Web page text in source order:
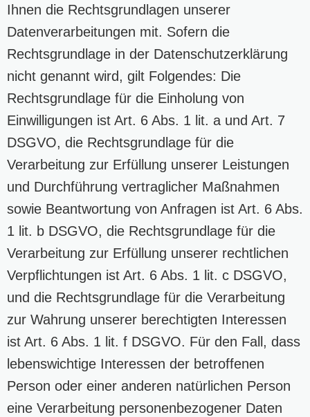
Ihnen die Rechtsgrundlagen unserer
Datenverarbeitungen mit. Sofern die
Rechtsgrundlage in der Datenschutzerklärung
nicht genannt wird, gilt Folgendes: Die
Rechtsgrundlage für die Einholung von
Einwilligungen ist Art. 6 Abs. 1 lit. a und Art. 7
DSGVO, die Rechtsgrundlage für die
Verarbeitung zur Erfüllung unserer Leistungen
und Durchführung vertraglicher Maßnahmen
sowie Beantwortung von Anfragen ist Art. 6 Abs.
1 lit. b DSGVO, die Rechtsgrundlage für die
Verarbeitung zur Erfüllung unserer rechtlichen
Verpflichtungen ist Art. 6 Abs. 1 lit. c DSGVO,
und die Rechtsgrundlage für die Verarbeitung
zur Wahrung unserer berechtigten Interessen
ist Art. 6 Abs. 1 lit. f DSGVO. Für den Fall, dass
lebenswichtige Interessen der betroffenen
Person oder einer anderen natürlichen Person
eine Verarbeitung personenbezogener Daten